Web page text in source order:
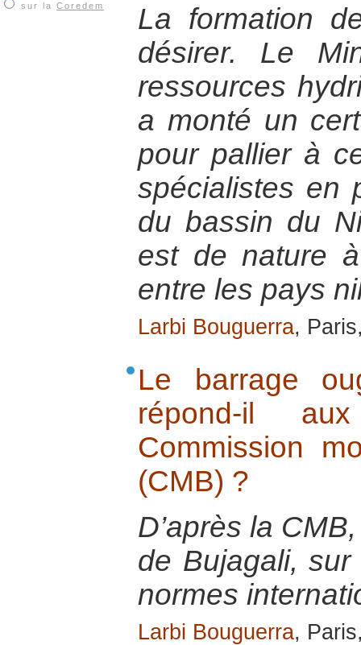
sur la Coredem
La formation
désirer. Le
ressources
a monté un
pour pallier à
spécialistes en
du bassin du
est de nature
entre les pays
Larbi Bouguerra,
Le barrage
répond-il
Commission
(CMB) ?
D’après la
de Bujagali,
normes
Larbi Bouguerra,